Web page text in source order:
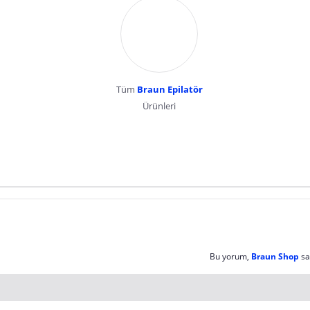
Tüm Braun Epilatör
Ürünleri
Bu yorum, Braun Shop